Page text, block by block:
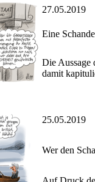
27.05.2019
Eine Schande
Die Aussage
damit
25.05.2019
Wer den